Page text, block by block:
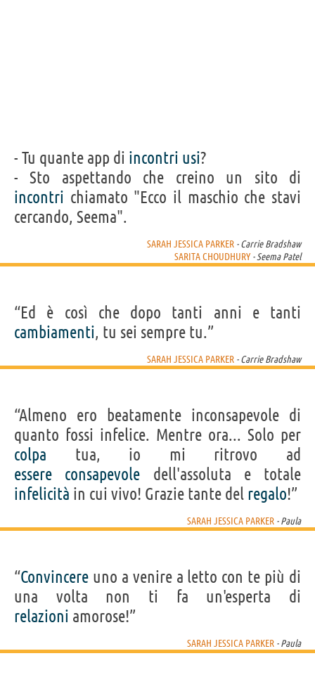
- Tu quante app di incontri usi?
- Sto aspettando che creino un sito di
incontri chiamato "Ecco il maschio che stavi
cercando, Seema".
SARAH JESSICA PARKER - Carrie Bradshaw
SARITA CHOUDHURY - Seema Patel
“Ed è così che dopo tanti anni e tanti
cambiamenti, tu sei sempre tu.”
SARAH JESSICA PARKER - Carrie Bradshaw
“Almeno ero beatamente inconsapevole di
quanto fossi infelice. Mentre ora... Solo per
colpa tua, io mi ritrovo ad
essere
consapevole dell'assoluta e totale
infelicità in cui vivo! Grazie tante del regalo!”
SARAH JESSICA PARKER - Paula
“Convincere uno a venire a letto con te più di
una volta non ti fa un'esperta di
relazioni amorose!”
SARAH JESSICA PARKER - Paula